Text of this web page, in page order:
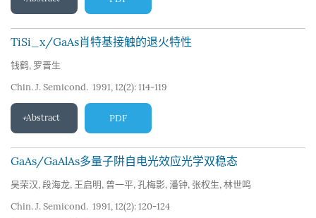
TiSi_x/GaAs肖特基接触的退火特性
钱鹤, 罗晋生
Chin. J. Semicond. 1991, 12(2): 114-119
Abstract PDF
GaAs/GaAlAs多量子阱自电光效应光学双稳态
吴荣汉, 段海龙, 王启明 , 曾一平, 孔梅影, 潘钟, 张权生, 林世鸣
Chin. J. Semicond. 1991, 12(2): 120-124